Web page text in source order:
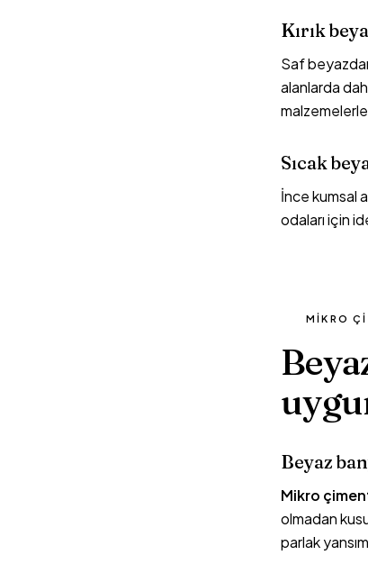
Kırık
Saf
alanlarda
Sıcak
İnce kumsal
odaları için
MIKRO
Beyaz
Mikro
olmadan
parlak